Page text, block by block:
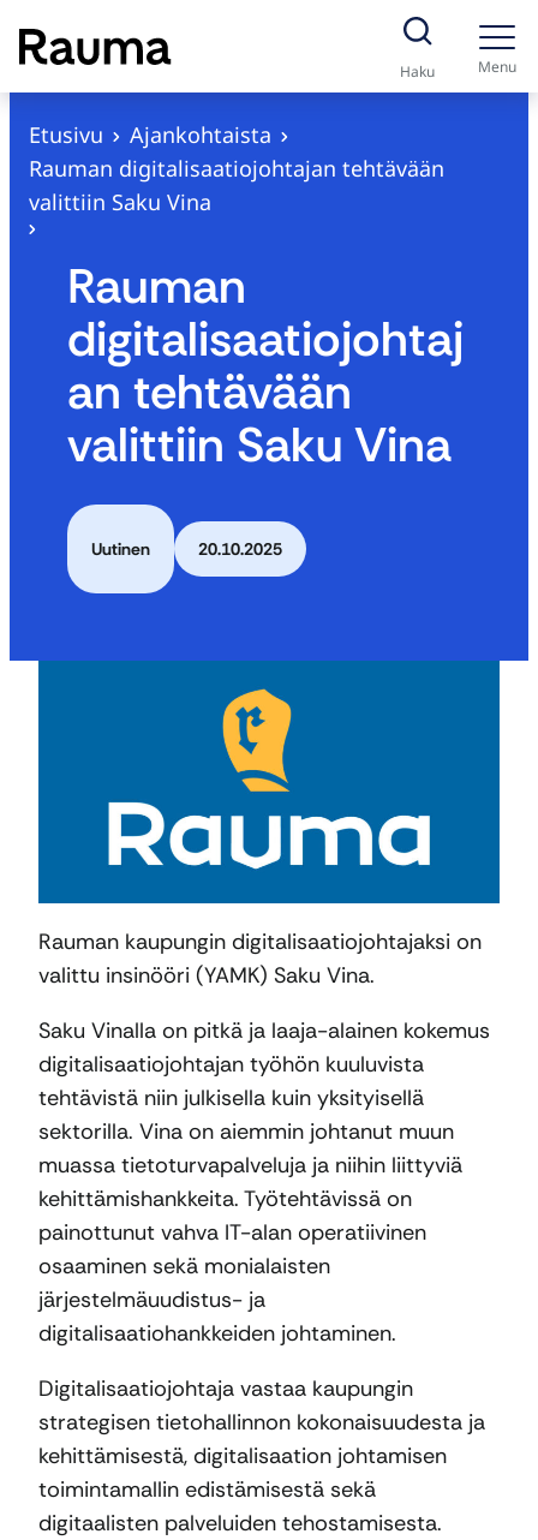
S
i
Haku Menu
Etusivu
Ajankohtaista
Rauman digitalisaatiojohtajan tehtävään
valittiin Saku Vina
Rauman
digitalisaatiojohtaj
an tehtävään
valittiin Saku Vina
Uutinen 20.10.2025
Rauman kaupungin digitalisaatiojohtajaksi on
valittu insinööri (YAMK) Saku Vina.
Saku Vinalla on pitkä ja laaja-alainen kokemus
digitalisaatiojohtajan työhön kuuluvista
tehtävistä niin julkisella kuin yksityisellä
sektorilla. Vina on aiemmin johtanut muun
muassa tietoturvapalveluja ja niihin liittyviä
kehittämishankkeita. Työtehtävissä on
painottunut vahva IT-alan operatiivinen
osaaminen sekä monialaisten
järjestelmäuudistus- ja
digitalisaatiohankkeiden johtaminen.
Digitalisaatiojohtaja vastaa kaupungin
strategisen tietohallinnon kokonaisuudesta ja
kehittämisestä, digitalisaation johtamisen
toimintamallin edistämisestä sekä
digitaalisten palveluiden tehostamisesta.